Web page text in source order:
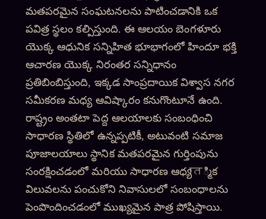
మతపరమైన సంఘటనలను పాటించడానికి ఒక
పవిత్ర స్థలం కల్పిస్తుంది. ఈ ఆలయం బెంగళూరు
యొక్క ఆధునిక సన్నిహిత భూభాగంలో హిందూ భక్తి
ఆచారణ యొక్క నిరంతర సన్నిధానం
ప్రతిబింబిస్తుంది, ఇక్కడ సాంప్రదాయిక విశ్వాస నగర
సమీకరణ మధ్య ఆవిష్కారం కనుగొంటూనే ఉంది.
రాష్ట్రం అంతటా పెద్ద ఆలయాలకు సంబంధించి
సాధారణ స్థితిలో ఉన్నప్పటికీ, అటువంటి సమాజ
పూజాలయాలు స్థానిక మతపరమైన గుర్తింపును
సంరక్షించడంలో మరియు సాధారణ ఆధ్యात్మిక
విలువలను పంచుకోని నివాసులలో సంబంధాలను
పెంపొందించడంలో ముఖ్యమైన పాత్ర పోషిస్తాయి.